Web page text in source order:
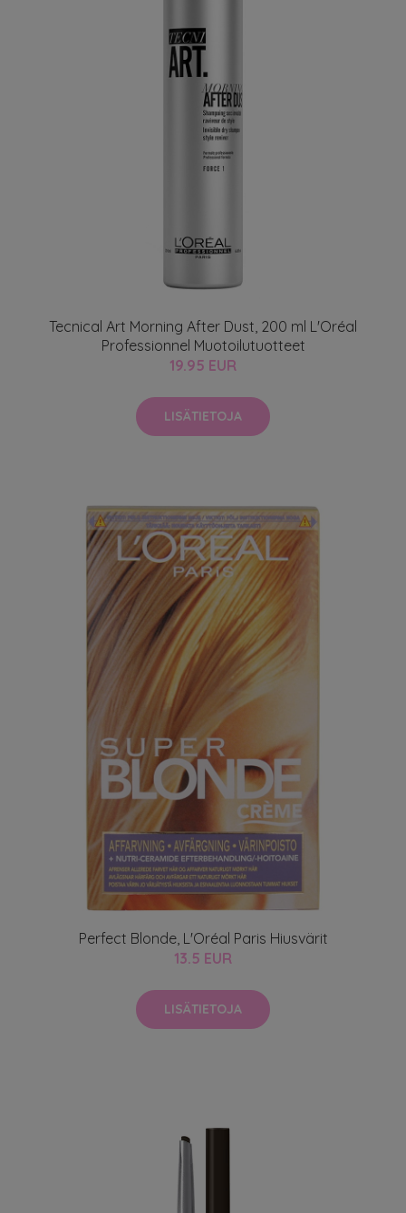
Tecnical Art Morning After Dust, 200 ml L'Oréal
Professionnel Muotoilutuotteet
19.95 EUR
LISÄTIETOJA
Perfect Blonde, L'Oréal Paris Hiusvärit
13.5 EUR
LISÄTIETOJA